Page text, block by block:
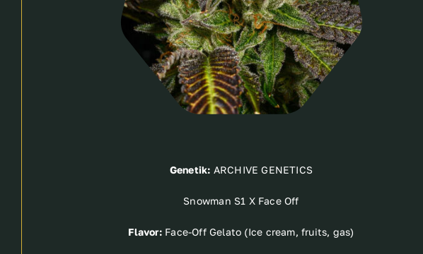
Genetik: ARCHIVE GENETICS
Snowman S1 X Face Off
Flavor:Face-Off Gelato (Ice cream, fruits, gas)